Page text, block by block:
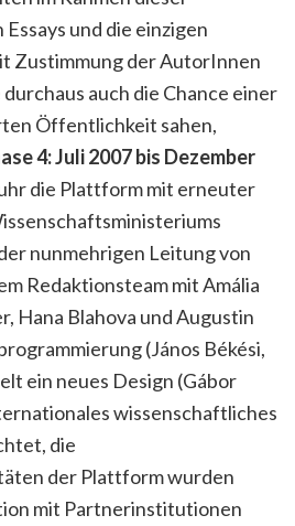
und die einzigen
Zustimmung der AutorInnen
auch die Chance einer
Öffentlichkeit sahen,
4: Juli 2007 bis Dezember
die Plattform mit erneuter
nunmehrigen Leitung von
Redaktionsteam mit Amália
Hana Blahova und Augustin
(János Békési,
ein neues Design (Gábor
wissenschaftliches
die
der Plattform wurden
mit Partnerinstitutionen